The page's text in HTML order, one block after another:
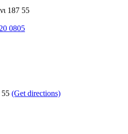
187 55
0805
55 (Get directions)